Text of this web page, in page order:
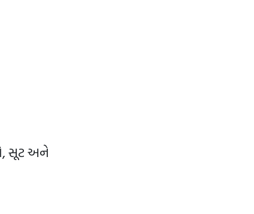
સૂટ અને